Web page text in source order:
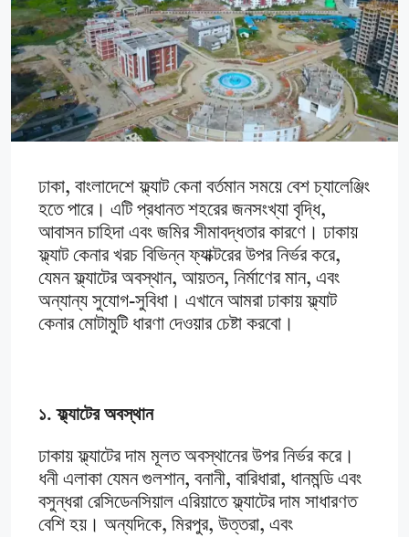
ঢাকা, বাংলাদেশে ফ্ল্যাট কেনা বর্তমান সময়ে বেশ চ্যালেঞ্জিং
হতে পারে। এটি প্রধানত শহরের জনসংখ্যা বৃদ্ধি,
আবাসন চাহিদা এবং জমির সীমাবদ্ধতার কারণে। ঢাকায়
ফ্ল্যাট কেনার খরচ বিভিন্ন ফ্যাক্টরের উপর নির্ভর করে,
যেমন ফ্ল্যাটের অবস্থান, আয়তন, নির্মাণের মান, এবং
অন্যান্য সুযোগ-সুবিধা। এখানে আমরা ঢাকায় ফ্ল্যাট
কেনার মোটামুটি ধারণা দেওয়ার চেষ্টা করবো।
১. ফ্ল্যাটের অবস্থান
ঢাকায় ফ্ল্যাটের দাম মূলত অবস্থানের উপর নির্ভর করে।
ধনী এলাকা যেমন গুলশান, বনানী, বারিধারা, ধানমন্ডি এবং
বসুন্ধরা রেসিডেনসিয়াল এরিয়াতে ফ্ল্যাটের দাম সাধারণত
বেশি হয়। অন্যদিকে, মিরপুর, উত্তরা, এবং